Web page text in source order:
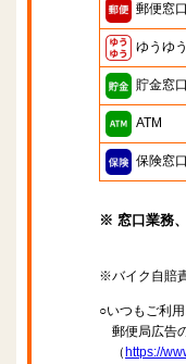
郵便窓口
ゆうゆ
貯金窓口
ATM
保険窓口
※ 窓口業務
※バイク自賠
○いつもご利
郵便局広告
（ https://